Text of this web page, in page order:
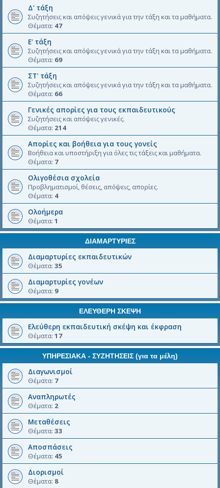
Δ' τάξη
Συζητήσεις και απόψεις γενικά για την τάξη και τα μαθήματα.
Θέματα: 47
Ε' τάξη
Συζητήσεις και απόψεις γενικά για την τάξη και τα μαθήματα.
Θέματα: 69
ΣΤ' τάξη
Συζητήσεις και απόψεις γενικά για την τάξη και τα μαθήματα.
Θέματα: 66
Γενικές απορίες για τους εκπαιδευτικούς
Συζητήσεις και απόψεις γενικές.
Θέματα: 214
Απορίες και βοήθεια για τους γονείς
Βοήθεια και υποστήριξη για όλες τις τάξεις και μαθήματα.
Θέματα: 7
Ολιγοθέσια σχολεία
Προβληματισμοί, θέσεις, απόψεις, απορίες.
Θέματα: 4
Ολοήμερα
Θέματα: 1
ΔΙΑΜΑΡΤΥΡΙΕΣ
Διαμαρτυρίες εκπαιδευτικών
Θέματα: 35
Διαμαρτυρίες γονέων
Θέματα: 9
ΕΛΕΥΘΕΡΗ ΣΚΕΨΗ
Ελεύθερη εκπαιδευτική σκέψη και έκφραση
Θέματα: 17
ΥΠΗΡΕΣΙΑΚΑ - ΣΥΖΗΤΗΣΕΙΣ (για τα μέλη)
Διαγωνισμοί
Θέματα: 7
Αναπληρωτές
Θέματα: 2
Μεταθέσεις
Θέματα: 33
Αποσπάσεις
Θέματα: 45
Διορισμοί
Θέματα: 8